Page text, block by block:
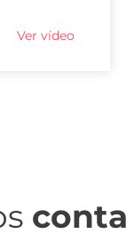
Ver vídeo